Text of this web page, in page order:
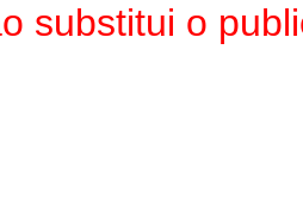
substitui o